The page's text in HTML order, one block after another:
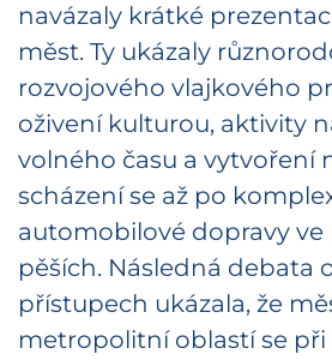
navázaly krátké
měst. Ty ukázaly
rozvojového vlajkového
oživení kulturou, aktivity
volného času a vytvoření
scházení se až po
automobilové dopravy ve
pěších. Následná debata
přístupech ukázala, že
metropolitní oblastí se při